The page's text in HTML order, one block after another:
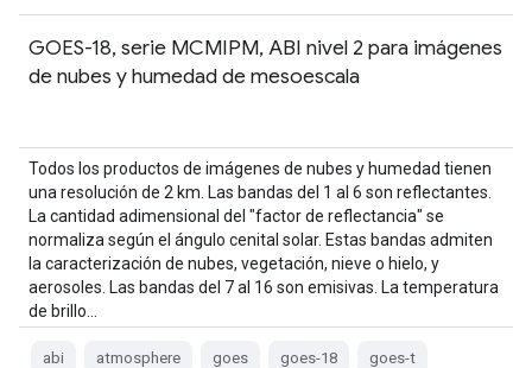
GOES-18, serie MCMIPM, ABI nivel 2 para imágenes
de nubes y humedad de mesoescala
Todos los productos de imágenes de nubes y humedad tienen
una resolución de 2 km. Las bandas del 1 al 6 son reflectantes.
La cantidad adimensional del "factor de reflectancia" se
normaliza según el ángulo cenital solar. Estas bandas admiten
la caracterización de nubes, vegetación, nieve o hielo, y
aerosoles. Las bandas del 7 al 16 son emisivas. La temperatura
de brillo…
abi atmosphere goes goes-18 goes-t